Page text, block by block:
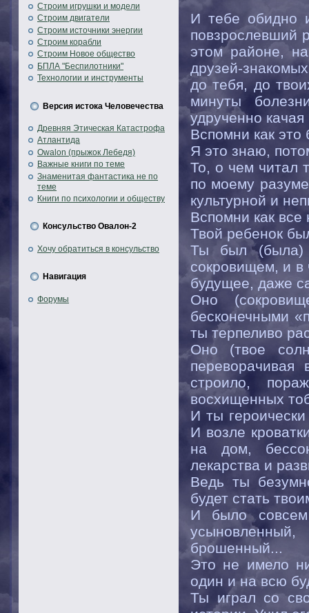
Строим игрушки и модели
Строим двигатели
Строим источники энергии
Строим корабли
Строим Новое общество
БПЛА "Беспилотники"
Технологии и инструменты
Версия истока Человечества
Древняя Этическая Катастрофа
Атлантида
Owalon (прыжок Лебедя)
Важные книги по теме
Знаменитая фантастика не по
теме
Книги по психологии и обществу
Консульство Овалон-2
Хочу обратиться в консульство
Навигация
Форумы
И тебе обидно
повзрослевший
этом районе,
друзей-
до тебя, до
минуты
удрученно
Вспомни как это
Я это знаю,
То, о чем читал
по моему
культурной и
Вспомни как все
Твой ребенок
Ты был (была)
сокровищем, и в
будущее, даже
Оно
бесконечными
ты терпеливо
Оно (твое
переворачивая
строило,
восхищенных
И ты
И возле
на дом,
лекарства и
Ведь ты
будет стать
И было
брошенный...
Это не имело
один и на всю
Ты играл со